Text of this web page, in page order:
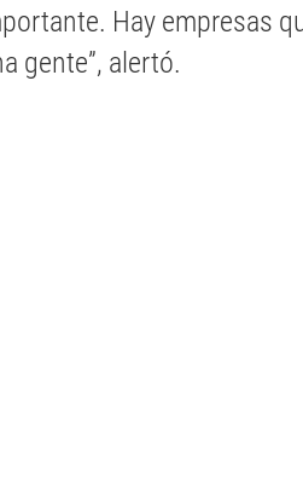
Hay empresas
gente”, alertó.